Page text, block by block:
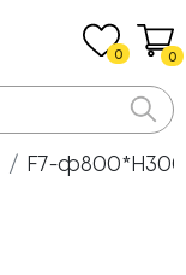
0 0
F7-ф800*H300